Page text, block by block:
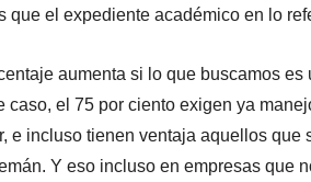
que el expediente académico en lo
aumenta si lo que buscamos
caso, el 75 por ciento exigen ya
e incluso tienen ventaja aquellos
Y eso incluso en empresas que